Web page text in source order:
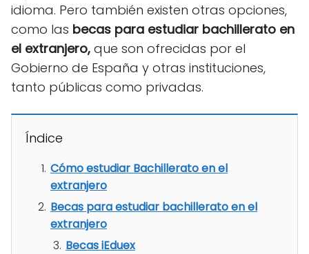
idioma. Pero también existen otras opciones,
como las becas para estudiar bachillerato en
el extranjero, que son ofrecidas por el
Gobierno de España y otras instituciones,
tanto públicas como privadas.
Índice
Cómo estudiar Bachillerato en el
extranjero
Becas para estudiar bachillerato en el
extranjero
Becas iEduex